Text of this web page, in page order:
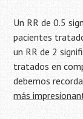
Un RR de 0.5
pacientes
un RR de 2
tratados en
debemos
más